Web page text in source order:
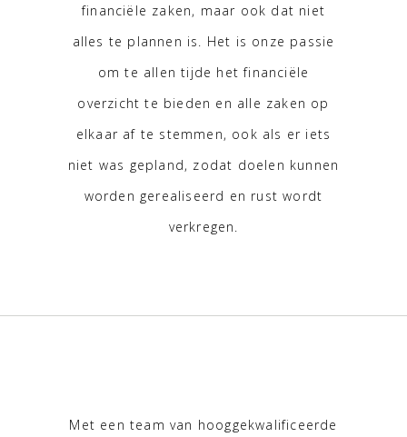
financiële zaken, maar ook dat niet
alles te plannen is. Het is onze passie
om te allen tijde het financiële
overzicht te bieden en alle zaken op
elkaar af te stemmen, ook als er iets
niet was gepland, zodat doelen kunnen
worden gerealiseerd en rust wordt
verkregen.
Met een team van hooggekwalificeerde